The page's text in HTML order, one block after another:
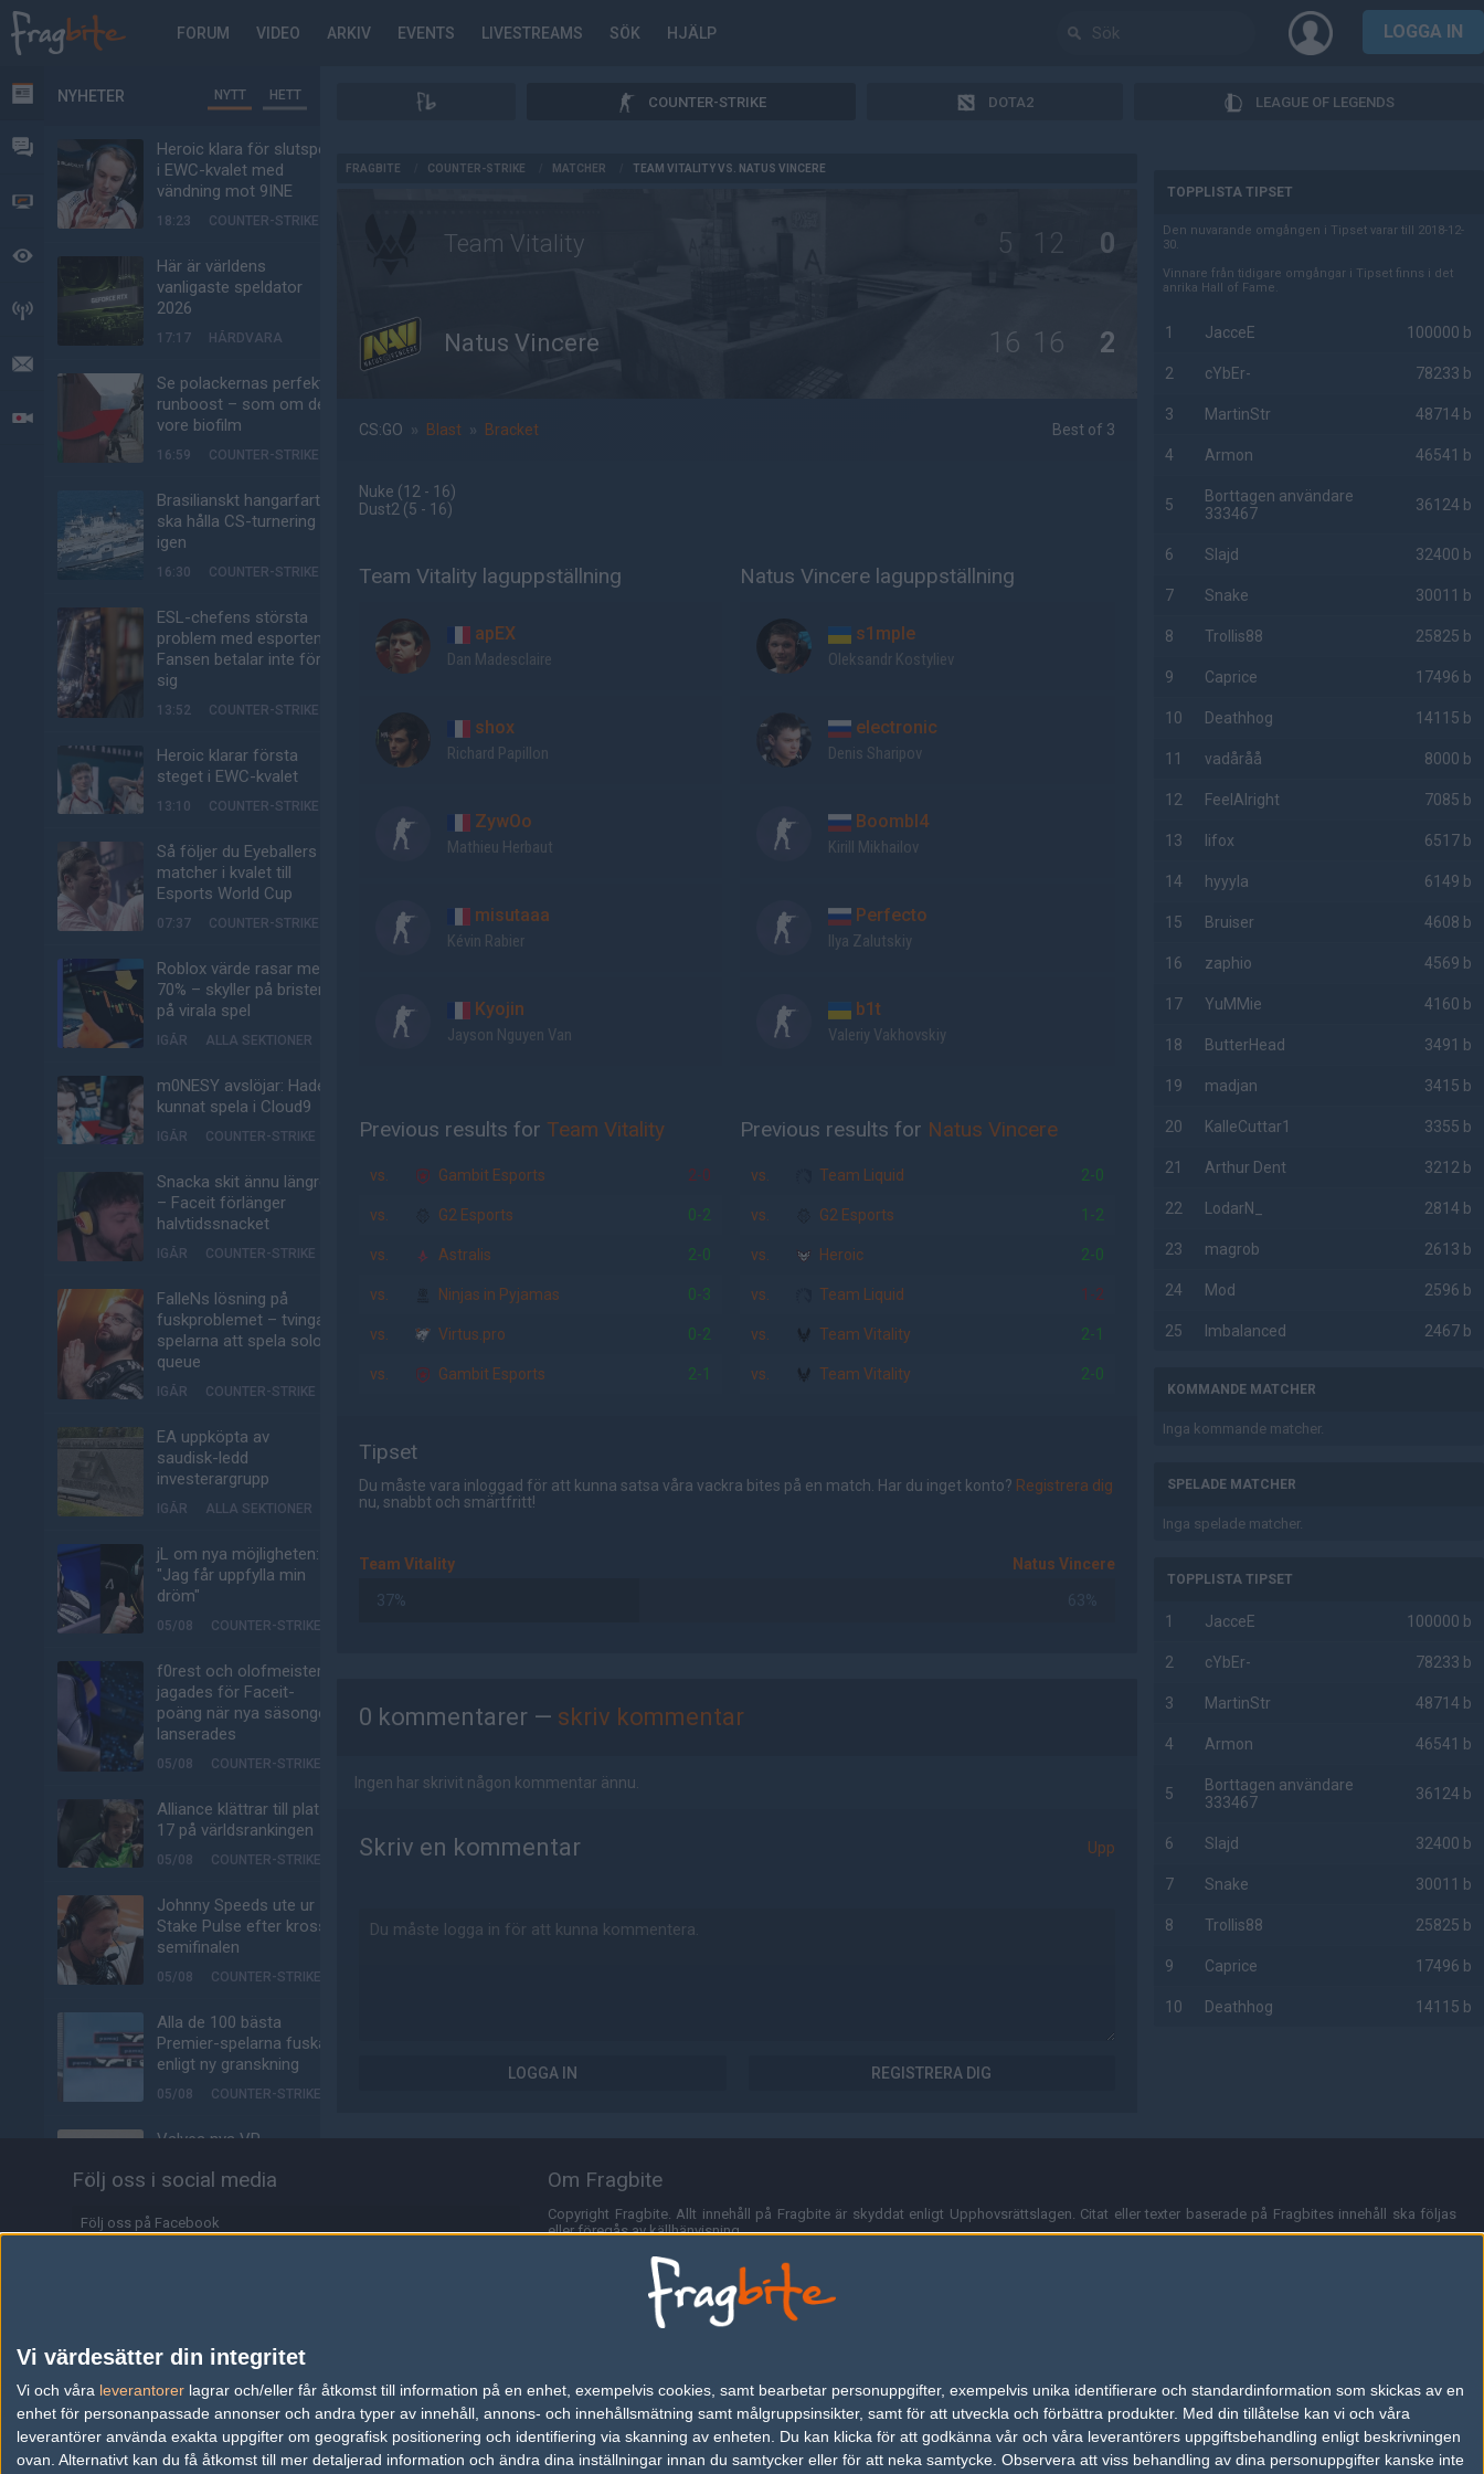
Vi värdesätter din integritet
Vi och våra leverantorer lagrar och/eller får åtkomst till information på en enhet, exempelvis cookies, samt bearbetar personuppgifter, exempelvis unika identifierare och standardinformation som skickas av en
enhet för personanpassade annonser och andra typer av innehåll, annons- och innehållsmätning samt målgruppsinsikter, samt för att utveckla och förbättra produkter. Med din tillåtelse kan vi och våra
leverantörer använda exakta uppgifter om geografisk positionering och identifiering via skanning av enheten. Du kan klicka för att godkänna vår och våra leverantörers uppgiftsbehandling enligt beskrivningen
ovan. Alternativt kan du få åtkomst till mer detaljerad information och ändra dina inställningar innan du samtycker eller för att neka samtycke. Observera att viss behandling av dina personuppgifter kanske inte
FORUM VIDEO ARKIV EVENTS LIVESTREAMS SÖK HJÄLP LOGGA IN
NYHETER
VIDEO
BEVAKAT
HÄNDELSER
LIVESÄNDNINGAR
NYHETER NYTT HETT
Heroic klara för slutspel
i EWC-kvalet med
vändning mot 9INE
18:23 COUNTER-STRIKE
Här är världens
vanligaste speldator
2026
17:17 HÅRDVARA
Se polackernas perfekta
runboost – som om det
vore biofilm
16:59 COUNTER-STRIKE
Brasilianskt hangarfartyg
ska hålla CS-turnering –
igen
16:30 COUNTER-STRIKE
ESL-chefens största
problem med esporten:
Fansen betalar inte för
sig
13:52 COUNTER-STRIKE
Heroic klarar första
steget i EWC-kvalet
13:10 COUNTER-STRIKE
Så följer du Eyeballers
matcher i kvalet till
Esports World Cup
07:37 COUNTER-STRIKE
Roblox värde rasar med
70% – skyller på bristen
på virala spel
IGÅR ALLA SEKTIONER
m0NESY avslöjar: Hade
kunnat spela i Cloud9
IGÅR COUNTER-STRIKE
Snacka skit ännu längre
– Faceit förlänger
halvtidssnacket
IGÅR COUNTER-STRIKE
FalleNs lösning på
fuskproblemet – tvinga
spelarna att spela solo-
queue
IGÅR COUNTER-STRIKE
EA uppköpta av
saudisk-ledd
investerargrupp
IGÅR ALLA SEKTIONER
jL om nya möjligheten:
"Jag får uppfylla min
dröm"
05/08 COUNTER-STRIKE
f0rest och olofmeister
jagades för Faceit-
poäng när nya säsongen
lanserades
05/08 COUNTER-STRIKE
Alliance klättrar till plats
17 på världsrankingen
05/08 COUNTER-STRIKE
Johnny Speeds ute ur
Stake Pulse efter kross i
semifinalen
05/08 COUNTER-STRIKE
Alla de 100 bästa
Premier-spelarna fuskar
enligt ny granskning
05/08 COUNTER-STRIKE
Valves nya VR-
ännu dyrare
Media: jL klar för Vitality
– hoppar in för nyblivna
papporna
04/08 COUNTER-STRIKE
COUNTER-STRIKE DOTA2 LEAGUE OF LEGENDS
FRAGBITE COUNTER-STRIKE MATCHER TEAM VITALITY VS. NATUS VINCERE
Team Vitality 5 12 0
Natus Vincere 16 16 2
CS:GO » Blast » Bracket Best of 3
Nuke (12 - 16)
Dust2 (5 - 16)
Team Vitality laguppställning
apEX
Dan Madesclaire
shox
Richard Papillon
ZywOo
Mathieu Herbaut
misutaaa
Kévin Rabier
Kyojin
Jayson Nguyen Van
Natus Vincere laguppställning
s1mple
Oleksandr Kostyliev
electronic
Denis Sharipov
Boombl4
Kirill Mikhailov
Perfecto
Ilya Zalutskiy
b1t
Valeriy Vakhovskiy
Previous results for Team Vitality
vs. Gambit Esports 2-0
vs. G2 Esports 0-2
vs. Astralis 2-0
vs. Ninjas in Pyjamas 0-3
vs. Virtus.pro 0-2
vs. Gambit Esports 2-1
Previous results for Natus Vincere
vs. Team Liquid 2-0
vs. G2 Esports 1-2
vs. Heroic 2-0
vs. Team Liquid 1-2
vs. Team Vitality 2-1
vs. Team Vitality 2-0
Tipset
Du måste vara inloggad för att kunna satsa våra vackra bites på en match. Har du inget konto? Registrera dig
nu, snabbt och smärtfritt!
Team Vitality Natus Vincere
37% 63%
0 kommentarer — skriv kommentar
Ingen har skrivit någon kommentar ännu.
Skriv en kommentar Upp
LOGGA IN REGISTRERA DIG
TOPPLISTA TIPSET
Den nuvarande omgången i Tipset varar till 2018-12-
30.
Vinnare från tidigare omgångar i Tipset finns i det
anrika Hall of Fame.
1 JacceE 100000 b
2 cYbEr- 78233 b
3 MartinStr 48714 b
4 Armon 46541 b
5
Borttagen användare
333467
36124 b
6 Slajd 32400 b
7 Snake 30011 b
8 Trollis88 25825 b
9 Caprice 17496 b
10 Deathhog 14115 b
11 vadåråå 8000 b
12 FeelAlright 7085 b
13 lifox 6517 b
14 hyyyla 6149 b
15 Bruiser 4608 b
16 zaphio 4569 b
17 YuMMie 4160 b
18 ButterHead 3491 b
19 madjan 3415 b
20 KalleCuttar1 3355 b
21 Arthur Dent 3212 b
22 LodarN_ 2814 b
23 magrob 2613 b
24 Mod 2596 b
25 Imbalanced 2467 b
KOMMANDE MATCHER
Inga kommande matcher.
SPELADE MATCHER
Inga spelade matcher.
TOPPLISTA TIPSET
1 JacceE 100000 b
2 cYbEr- 78233 b
3 MartinStr 48714 b
4 Armon 46541 b
5
Borttagen användare
333467
36124 b
6 Slajd 32400 b
7 Snake 30011 b
8 Trollis88 25825 b
9 Caprice 17496 b
10 Deathhog 14115 b
Följ oss i social media
Följ oss på Facebook
Information
Annonsering
Copyright och Privacy Policy
Om Fragbite
Copyright Fragbite. Allt innehåll på Fragbite är skyddat enligt Upphovsrättslagen. Citat eller texter baserade på Fragbites innehåll ska följas
eller föregås av källhänvisning.
Alla åsikter uttryckta på Fragbite representerar varje enskild skribent och överensstämmer inte nödvändigtvis med Fragbites åsikter.
Programmering och design av Fredric Bohlin. För frågor rörande sajten kan du skicka iväg ett email till
Fragbite använder cookies för att spara användarspecifik information så som t.ex. användarnamn. Cookies sparas även när man deltar i
omröstningar och för att föra statistik. För att slippa cookies kan du stänga av cookies i din webbläsares inställningar eller välja att inte
besöka Fragbite. Den här textraden finns här på grund av lagen om elektronisk kommunikation som trädde i kraft 25 juli 2003.